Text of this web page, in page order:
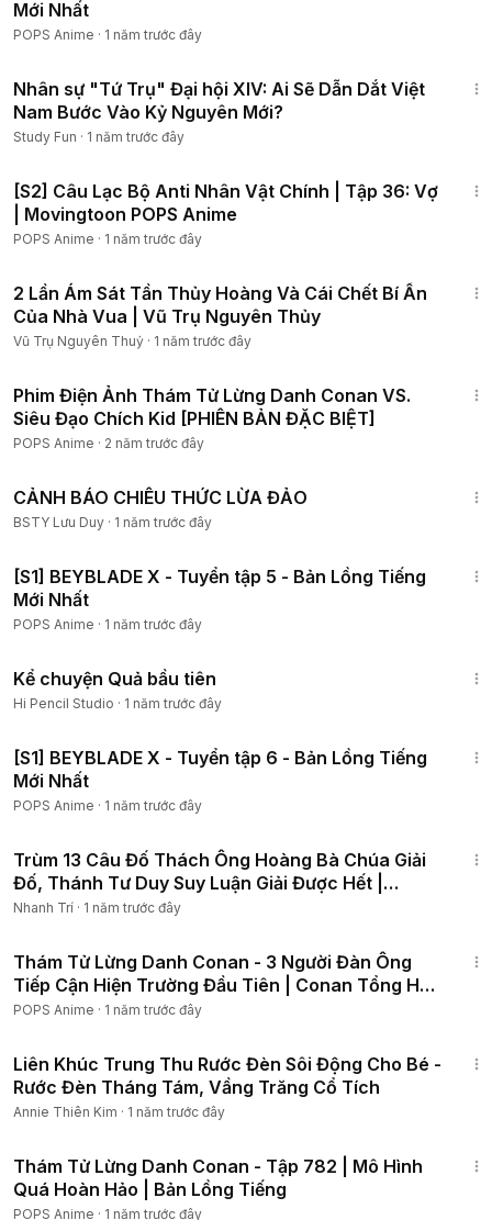
Mới Nhất
POPS Anime · 1 năm trước đây
Nhân sự "Tứ Trụ" Đại hội XIV: Ai Sẽ Dẫn Dắt Việt
Nam Bước Vào Kỷ Nguyên Mới?
Study Fun · 1 năm trước đây
[S2] Câu Lạc Bộ Anti Nhân Vật Chính | Tập 36: Vợ
| Movingtoon POPS Anime
POPS Anime · 1 năm trước đây
2 Lần Ám Sát Tần Thủy Hoàng Và Cái Chết Bí Ẩn
Của Nhà Vua | Vũ Trụ Nguyên Thủy
Vũ Trụ Nguyên Thuỷ · 1 năm trước đây
Phim Điện Ảnh Thám Tử Lừng Danh Conan VS.
Siêu Đạo Chích Kid [PHIÊN BẢN ĐẶC BIỆT]
POPS Anime · 2 năm trước đây
CẢNH BÁO CHIÊU THỨC LỪA ĐẢO
BSTY Lưu Duy · 1 năm trước đây
[S1] BEYBLADE X - Tuyển tập 5 - Bản Lồng Tiếng
Mới Nhất
POPS Anime · 1 năm trước đây
Kể chuyện Quả bầu tiên
Hi Pencil Studio · 1 năm trước đây
[S1] BEYBLADE X - Tuyển tập 6 - Bản Lồng Tiếng
Mới Nhất
POPS Anime · 1 năm trước đây
Trùm 13 Câu Đố Thách Ông Hoàng Bà Chúa Giải
Đố, Thánh Tư Duy Suy Luận Giải Được Hết |
Nhanh Trí
Nhanh Trí · 1 năm trước đây
Thám Tử Lừng Danh Conan - 3 Người Đàn Ông
Tiếp Cận Hiện Trường Đầu Tiên | Conan Tổng Hợp
Mới Nhất
POPS Anime · 1 năm trước đây
Liên Khúc Trung Thu Rước Đèn Sôi Động Cho Bé -
Rước Đèn Tháng Tám, Vầng Trăng Cổ Tích
Annie Thiên Kim · 1 năm trước đây
Thám Tử Lừng Danh Conan - Tập 782 | Mô Hình
Quá Hoàn Hảo | Bản Lồng Tiếng
POPS Anime · 1 năm trước đây